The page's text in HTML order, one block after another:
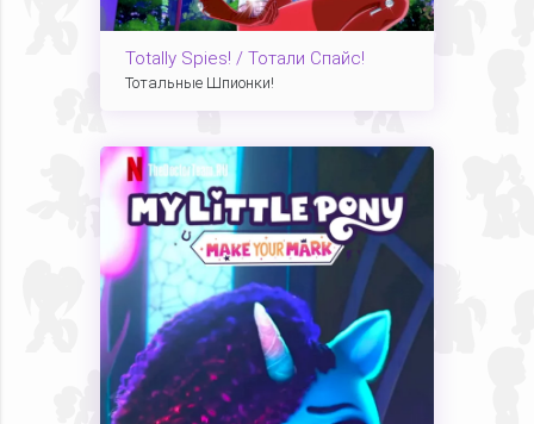
Totally Spies! / Тотали Спайс!
Тотальные Шпионки!